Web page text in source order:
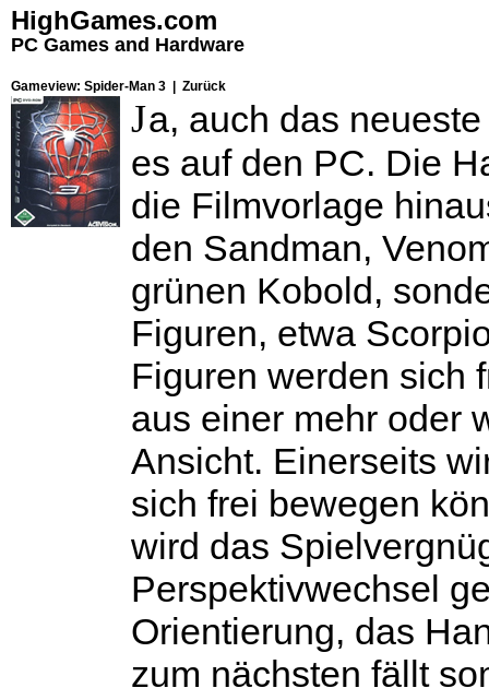
HighGames.com
PC Games and Hardware
Gameview: Spider-Man 3 | Zurück
Ja, auch das
es auf den PC. Die
die Filmvorlage
den Sandman,
grünen Kobold,
Figuren, etwa
Figuren werden sich
aus einer mehr oder
Ansicht. Einerseits
sich frei bewegen
wird das
Perspektivwechsel
Orientierung, das
zum nächsten fällt